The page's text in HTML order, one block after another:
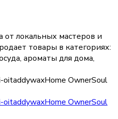
от локальных мастеров и
товары в категориях:
ароматы для дома,
oitaddywaxHome OwnerSoul
oitaddywaxHome OwnerSoul